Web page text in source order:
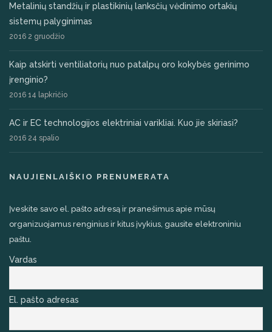
Metalinių standžių ir plastikinių lanksčių vėdinimo ortakių
sistemų palyginimas
2016 2 gruodžio
Kaip atskirti ventiliatorių nuo patalpų oro kokybės gerinimo
įrenginio?
2016 14 lapkričio
AC ir EC technologijos elektriniai varikliai. Kuo jie skiriasi?
2016 24 spalio
NAUJIENLAIŠKIO PRENUMERATA
Įveskite savo el. pašto adresą ir pranešimus apie mūsų
organizuojamus renginius ir kitus įvykius, gausite elektroniniu
paštu.
Vardas
El. pašto adresas